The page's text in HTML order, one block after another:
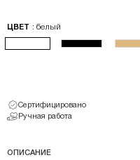
ЦВЕТ : белый
Сертифицировано
Ручная работа
ОПИСАНИЕ